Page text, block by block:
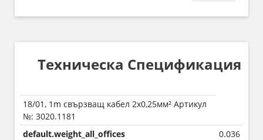
Техническа Спецификация
18/01, 1m свързващ кабел 2х0,25мм² Артикул
№: 3020.1181
default.weight_all_offices
0.036